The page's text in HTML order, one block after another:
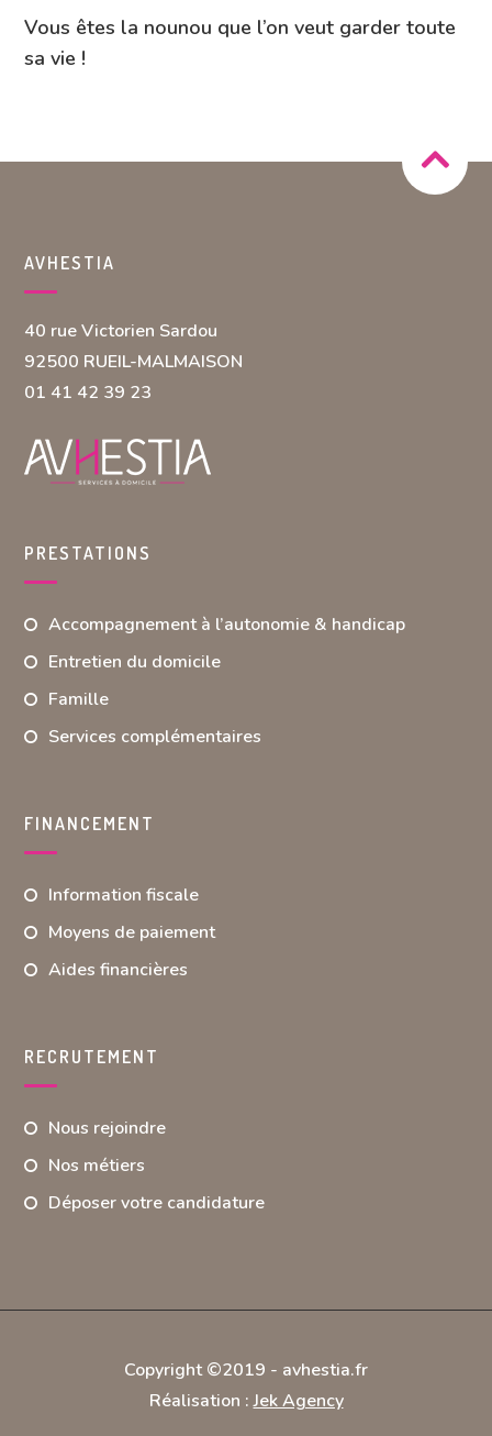
Vous êtes la nounou que l’on veut garder toute
sa vie !
AVHESTIA
40 rue Victorien Sardou
92500 RUEIL-MALMAISON
01 41 42 39 23
PRESTATIONS
Accompagnement à l’autonomie & handicap
Entretien du domicile
Famille
Services complémentaires
FINANCEMENT
Information fiscale
Moyens de paiement
Aides financières
RECRUTEMENT
Nous rejoindre
Nos métiers
Déposer votre candidature
Copyright ©2019 - avhestia.fr
Réalisation :Jek Agency